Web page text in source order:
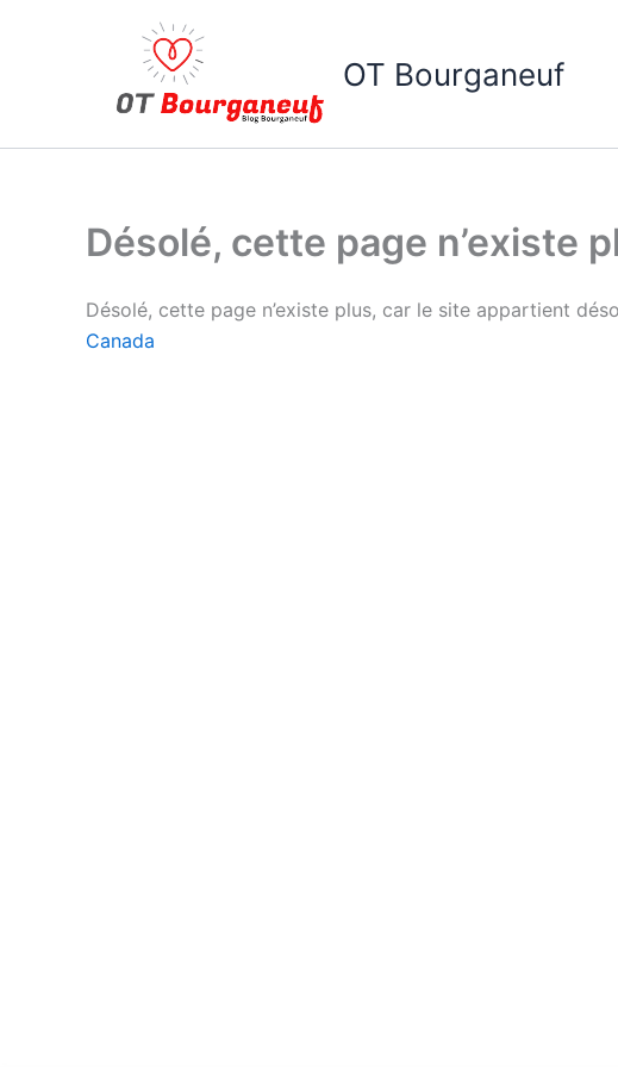
OT Bourganeuf
Désolé, cette page n’existe
Désolé, cette page n’existe plus, car le site appartient
Canada